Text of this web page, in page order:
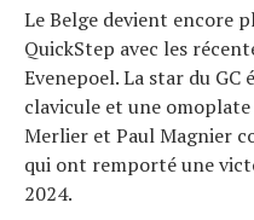
Le Belge devient encore
QuickStep avec les
Evenepoel. La star du GC
clavicule et une omoplate
Merlier et Paul Magnier
qui ont remporté une
2024.